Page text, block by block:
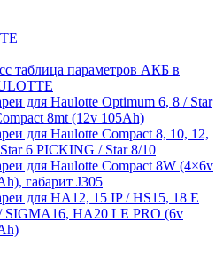
таблица параметров АКБ в
для Haulotte Optimum 6, 8 / Star
8mt (12v 105Ah)
для Haulotte Compact 8, 10, 12,
6 PICKING / Star 8/10
для Haulotte Compact 8W (4×6v
габарит J305
для HA12, 15 IP / HS15, 18 E
SIGMA16, HA20 LE PRO (6v